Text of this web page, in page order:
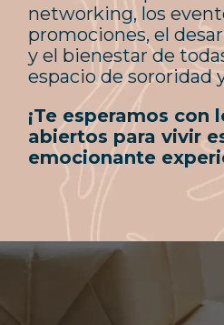
networking, los
promociones, el
y el bienestar de
espacio de sororidad
¡Te esperamos con
abiertos para vivir
emocionante